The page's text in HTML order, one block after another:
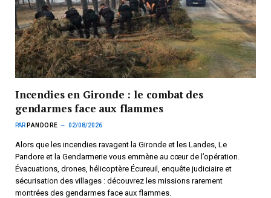
Incendies en Gironde : le combat des
gendarmes face aux flammes
PAR PANDORE 02/08/2026
Alors que les incendies ravagent la Gironde et les Landes, Le
Pandore et la Gendarmerie vous emmène au cœur de l’opération.
Évacuations, drones, hélicoptère Écureuil, enquête judiciaire et
sécurisation des villages : découvrez les missions rarement
montrées des gendarmes face aux flammes.